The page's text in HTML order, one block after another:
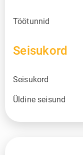
Töötunnid
Seisukord
Seisukord
Üldine seisund